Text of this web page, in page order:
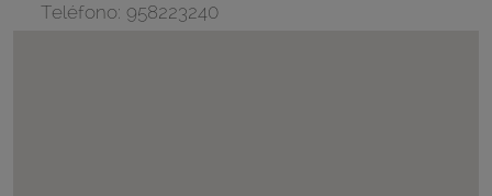
Teléfono: 958223240